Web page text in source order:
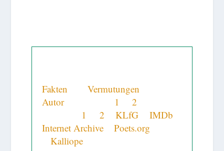
Fakten Vermutungen
Autor+ Instagram 1 2
1 2 KLfG+ IMDb
Internet Archive+ Poets.org
Kalliope